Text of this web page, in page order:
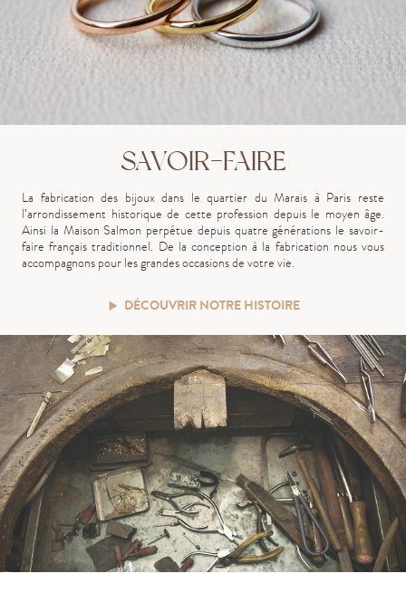
SAVOIR-FAIRE
La fabrication des bijoux dans le quartier du Marais à Paris reste
l’arrondissement historique de cette profession depuis le moyen âge.
Ainsi la Maison Salmon perpétue depuis quatre générations le savoir-
faire français traditionnel. De la conception à la fabrication nous vous
accompagnons pour les grandes occasions de votre vie.
DÉCOUVRIR NOTRE HISTOIRE